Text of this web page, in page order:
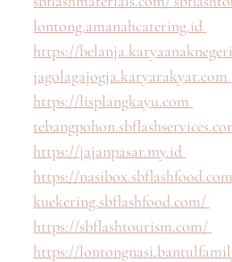
lontong.amanahcatering.id
https://
jagolagajogja.karyarakyat.com
https://lisplangkayu.com
https://jajanpasar.my.id
https://
kuekering.sbflashfood.com/
https://sbflashtourism.com/
https://